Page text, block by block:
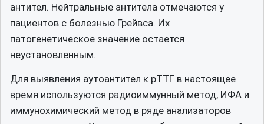
антител. Нейтральные антитела отмечаются у
пациентов с болезнью Грейвса. Их
патогенетическое значение остается
неустановленным.
Для выявления аутоантител к рТТГ в настоящее
время используются радиоиммунный метод, ИФА и
иммунохимический метод в ряде анализаторов